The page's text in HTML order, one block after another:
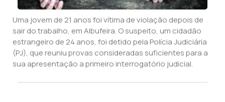
Uma jovem de 21 anos foi vítima de violação depois de
sair do trabalho, em Albufeira. O suspeito, um cidadão
estrangeiro de 24 anos, foi detido pela Polícia Judiciária
(PJ), que reuniu provas consideradas suficientes para a
sua apresentação a primeiro interrogatório judicial.